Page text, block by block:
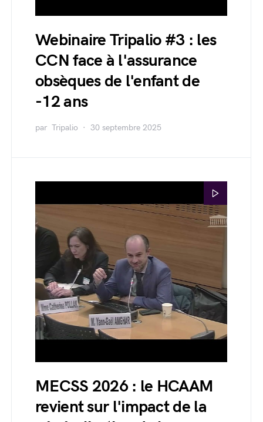
Webinaire Tripalio #3 : les
CCN face à l'assurance
obsèques de l'enfant de
-12 ans
par Tripalio 30 septembre 2025
MECSS 2026 : le HCAAM
revient sur l'impact de la